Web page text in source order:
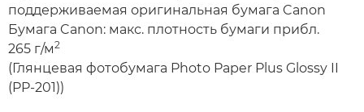
поддерживаемая оригинальная бумага Canon
Бумага Canon: макс. плотность бумаги прибл.
265 г/м2
(Глянцевая фотобумага Photo Paper Plus Glossy II
(PP-201))